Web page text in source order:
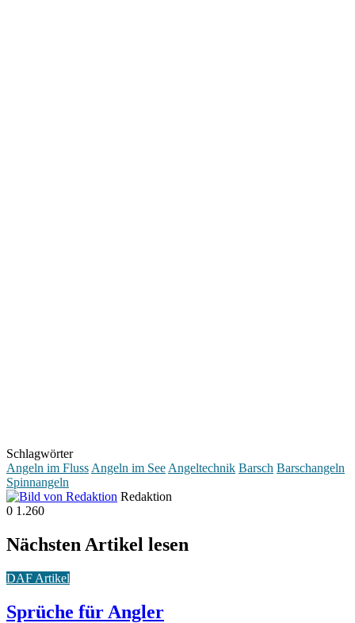
Schlagwörter
Angeln im Fluss Angeln im See Angeltechnik Barsch Barschangeln
Spinnangeln
Redaktion
0 1.260
Nächsten Artikel lesen
DAF Artikel
Sprüche für Angler